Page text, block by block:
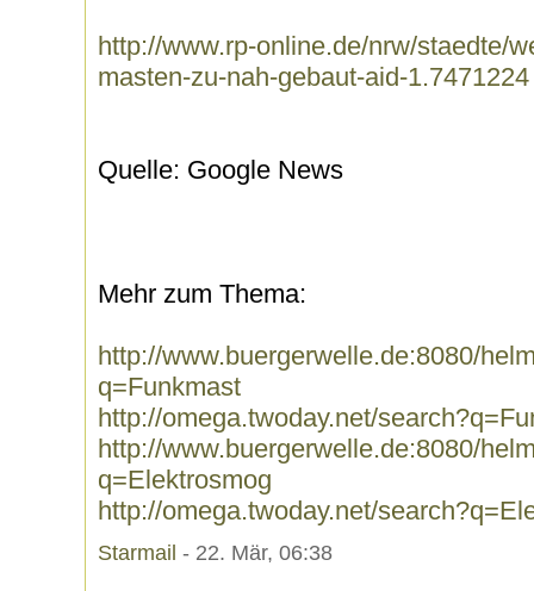
http://www.rp-online.de/nrw/staedte/
masten-zu-nah-gebaut-aid-1.7471224
Quelle: Google News
Mehr zum Thema:
http://www.buergerwelle.de:8080/
q=Funkmast
http://omega.twoday.net/
http://www.buergerwelle.de:8080/
q=Elektrosmog
http://omega.twoday.net/
Starmail - 22. Mär, 06:38